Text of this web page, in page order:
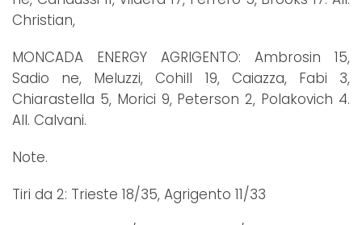
Christian,
MONCADA ENERGY AGRIGENTO: Ambrosin 15,
Sadio ne, Meluzzi, Cohill 19, Caiazza, Fabi 3,
Chiarastella 5, Morici 9, Peterson 2, Polakovich 4.
All. Calvani.
Note.
Tiri da 2: Trieste 18/35, Agrigento 11/33